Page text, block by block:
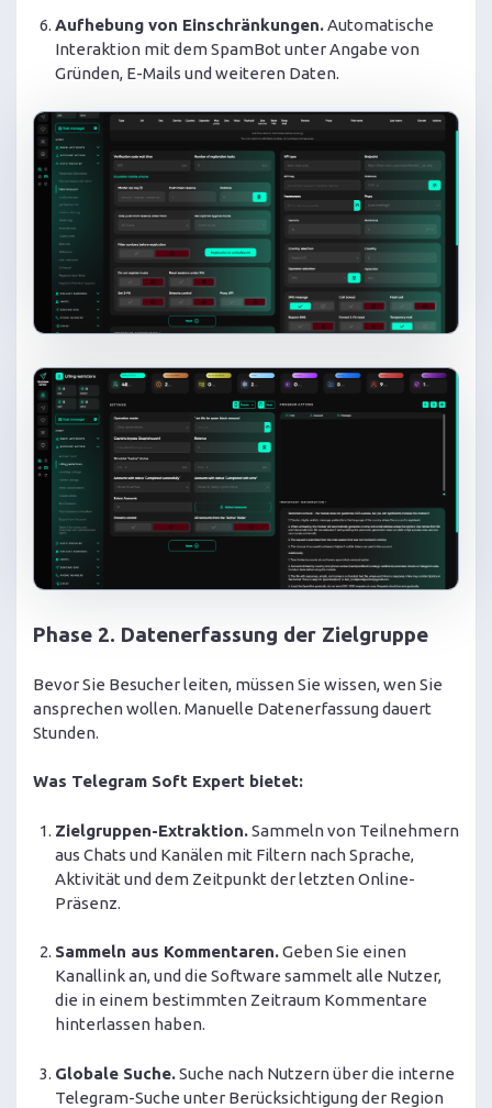
Aufhebung von Einschränkungen.Automatische
Interaktion mit dem SpamBot unter Angabe von
Gründen, E-Mails und weiteren Daten.
Phase 2. Datenerfassung der Zielgruppe
Bevor Sie Besucher leiten, müssen Sie wissen, wen Sie
ansprechen wollen. Manuelle Datenerfassung dauert
Stunden.
Was Telegram Soft Expert bietet:
Zielgruppen-Extraktion.Sammeln von Teilnehmern
aus Chats und Kanälen mit Filtern nach Sprache,
Aktivität und dem Zeitpunkt der letzten Online-
Präsenz.
Sammeln aus Kommentaren.Geben Sie einen
Kanallink an, und die Software sammelt alle Nutzer,
die in einem bestimmten Zeitraum Kommentare
hinterlassen haben.
Globale Suche.Suche nach Nutzern über die interne
Telegram-Suche unter Berücksichtigung der Region